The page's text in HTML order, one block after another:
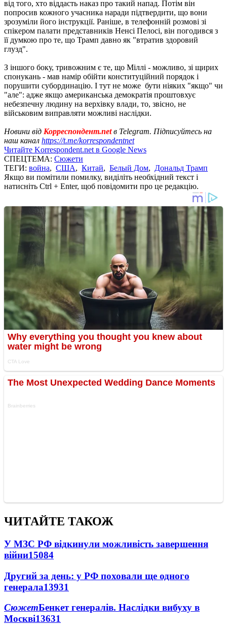
від того, хто віддасть наказ про такий напад. Потім він
попросив кожного учасника наради підтвердити, що вони
зрозуміли його інструкції. Раніше, в телефонній розмові зі
спікером палати представників Ненсі Пелосі, він погодився з
її думкою про те, що Трамп давно як "втратив здоровий
глузд".
З іншого боку, тривожним є те, що Міллі - можливо, зі щирих
спонукань - мав намір обійти конституційний порядок і
порушити субординацію. І тут не може бути ніяких "якщо" чи
"але": адже якщо американська демократія проштовхує
небезпечну людину на верхівку влади, то, звісно, не
військовим виправляти можливі наслідки.
Новини від Корреспондент.netв Telegram. Підписуйтесь на
наш канал https://t.me/korrespondentnet
Читайте Korrespondent.net в Google News
СПЕЦТЕМА: Сюжети
ТЕГИ: война, США, Китай, Белый Дом, Дональд Трамп
Якщо ви помітили помилку, виділіть необхідний текст і
натисніть Ctrl + Enter, щоб повідомити про це редакцію.
ЧИТАЙТЕ ТАКОЖ
У МЗС РФ відкинули можливість завершення
війни15084
Другий за день: у РФ поховали ще одного
генерала13931
СюжетБенкет генералів. Наслідки вибуху в
Москві13631